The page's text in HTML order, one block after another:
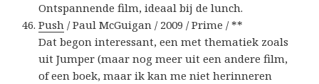
Ontspannende film, ideaal bij de lunch.
Push / Paul McGuigan / 2009 / Prime / **
Dat begon interessant, een met thematiek zoals
uit Jumper (maar nog meer uit een andere film,
of een boek, maar ik kan me niet herinneren